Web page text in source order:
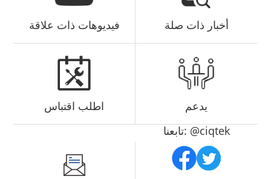
فيديوهات ذات علاقة أخبار ذات صلة
اطلب اقتباس يدعم
تابعنا: @ciqtek